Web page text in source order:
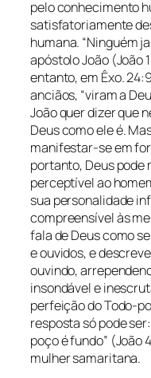
pelo conhecimento
satisfatoriamente
humana. “Ninguém
apóstolo João (João
entanto, em Êxo.
anciãos, “viram a
João quer dizer que
Deus como ele é.
manifestar-se em
portanto, Deus
perceptível ao
sua personalidade
compreensível às
fala de Deus como
e ouvidos, e
ouvindo,
insondável e
perfeição do Todo-
resposta só pode
poço é fundo” (João
mulher samaritana.